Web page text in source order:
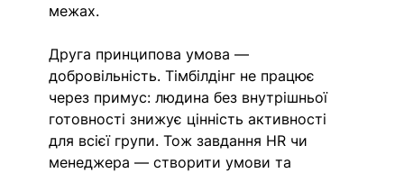
межах.
Друга принципова умова —
добровільність. Тімбілдінг не працює
через примус: людина без внутрішньої
готовності знижує цінність активності
для всієї групи. Тож завдання HR чи
менеджера — створити умови та